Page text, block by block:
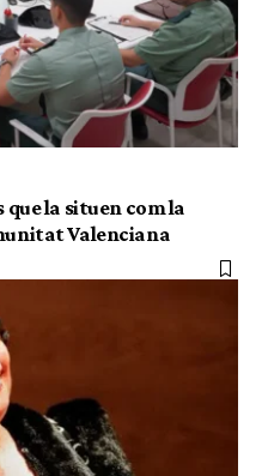
la situen com la
Valenciana